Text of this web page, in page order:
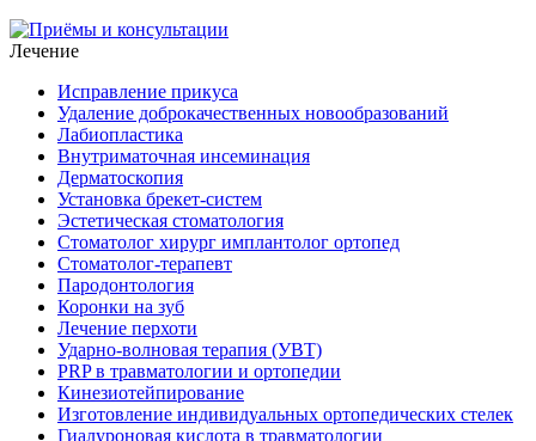
Лечение
Исправление прикуса
Удаление доброкачественных новообразований
Лабиопластика
Внутриматочная инсеминация
Дерматоскопия
Установка брекет-систем
Эстетическая стоматология
Стоматолог хирург имплантолог ортопед
Стоматолог-терапевт
Пародонтология
Коронки на зуб
Лечение перхоти
Ударно-волновая терапия (УВТ)
PRP в травматологии и ортопедии
Кинезиотейпирование
Изготовление индивидуальных ортопедических стелек
Гиалуроновая кислота в травматологии